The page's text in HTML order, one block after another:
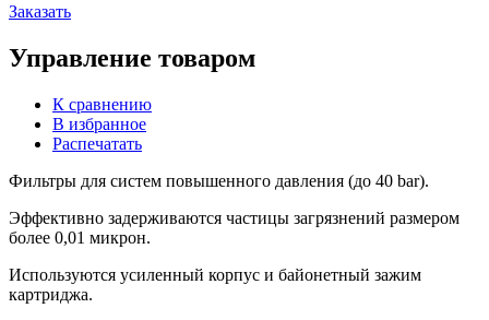
Заказать
Управление товаром
К сравнению
В избранное
Распечатать
Фильтры для систем повышенного давления (до 40 bar).
Эффективно задерживаются частицы загрязнений размером
более 0,01 микрон.
Используются усиленный корпус и байонетный зажим
картриджа.